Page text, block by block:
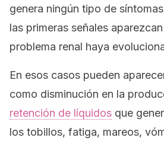
genera ningún tipo de
las primeras señales
problema renal haya
En esos casos pueden
como disminución en la
retención de líquidos que
los tobillos, fatiga, mareos,